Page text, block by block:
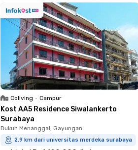
Coliving • Campur
Kost AA5 Residence Siwalankerto
Surabaya
Dukuh Menanggal, Gayungan
2.9 km dari universitas merdeka surabaya